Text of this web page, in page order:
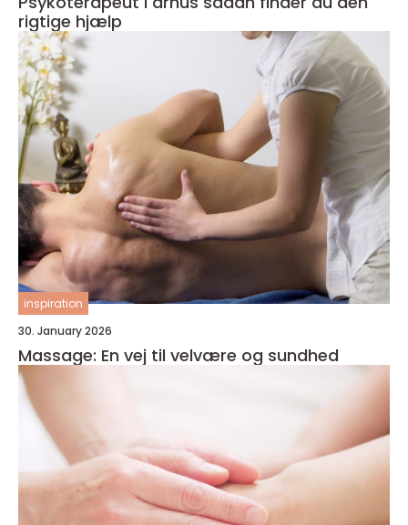
rigtige hjælp
inspiration
30. January 2026
Massage: En vej til velvære og sundhed